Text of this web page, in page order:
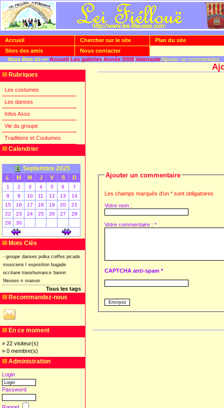
Accueil Chercher sur le site
Plan du site
Sites des amis
Nous contacter
Vous êtes ici >> Accueil/Les galeries/Année 2008/Valensole/Ajouter un commentaire
Rubriques
Les costumes
Les danses
Infos Asso
Vie du groupe
Traditions et Coutumes
Calendrier
Septembre 2025
L M M J V S D
1 2 3 4 5 6
7
8
9 10 11 12 13
14
15
16 17 18 19 20
21
22
23 24 25 26 27
28
29
30
Mots Clés
- groupe danses polka coiffes picado
musiciens
exposition bugade
occitane transhumance banon
fileuses n oraison
Tous les tags
Recommandez-nous
En ce moment
» 22 visiteur(s)
» 0 membre(s)
Administration
Login
Password
Ajouter un commentaire
Les champs marqués d'un * sont obligatoires
Votre nom :
Votre commentaire : *
CAPTCHA anti-spam *